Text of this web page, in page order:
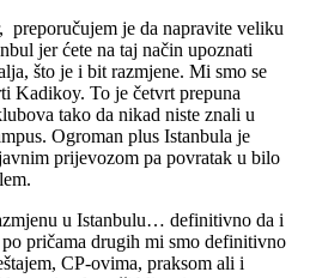
preporučujem je da napravite veliku
jer ćete na taj način upoznati
što je i bit razmjene. Mi smo se
Kadikoy. To je četvrt prepuna
tako da nikad niste znali u
Ogroman plus Istanbula je
prijevozom pa povratak u bilo
u Istanbulu… definitivno da i
pričama drugih mi smo definitivno
CP-ovima, praksom ali i